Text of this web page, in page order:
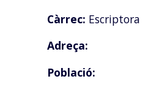
Càrrec: Escriptora
Adreça:
Població: